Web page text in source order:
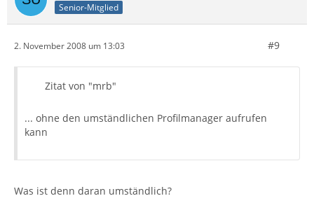
Senior-Mitglied
2. November 2008 um 13:03 #9
Zitat von "mrb"
... ohne den umständlichen Profilmanager aufrufen
kann
Was ist denn daran umständlich?